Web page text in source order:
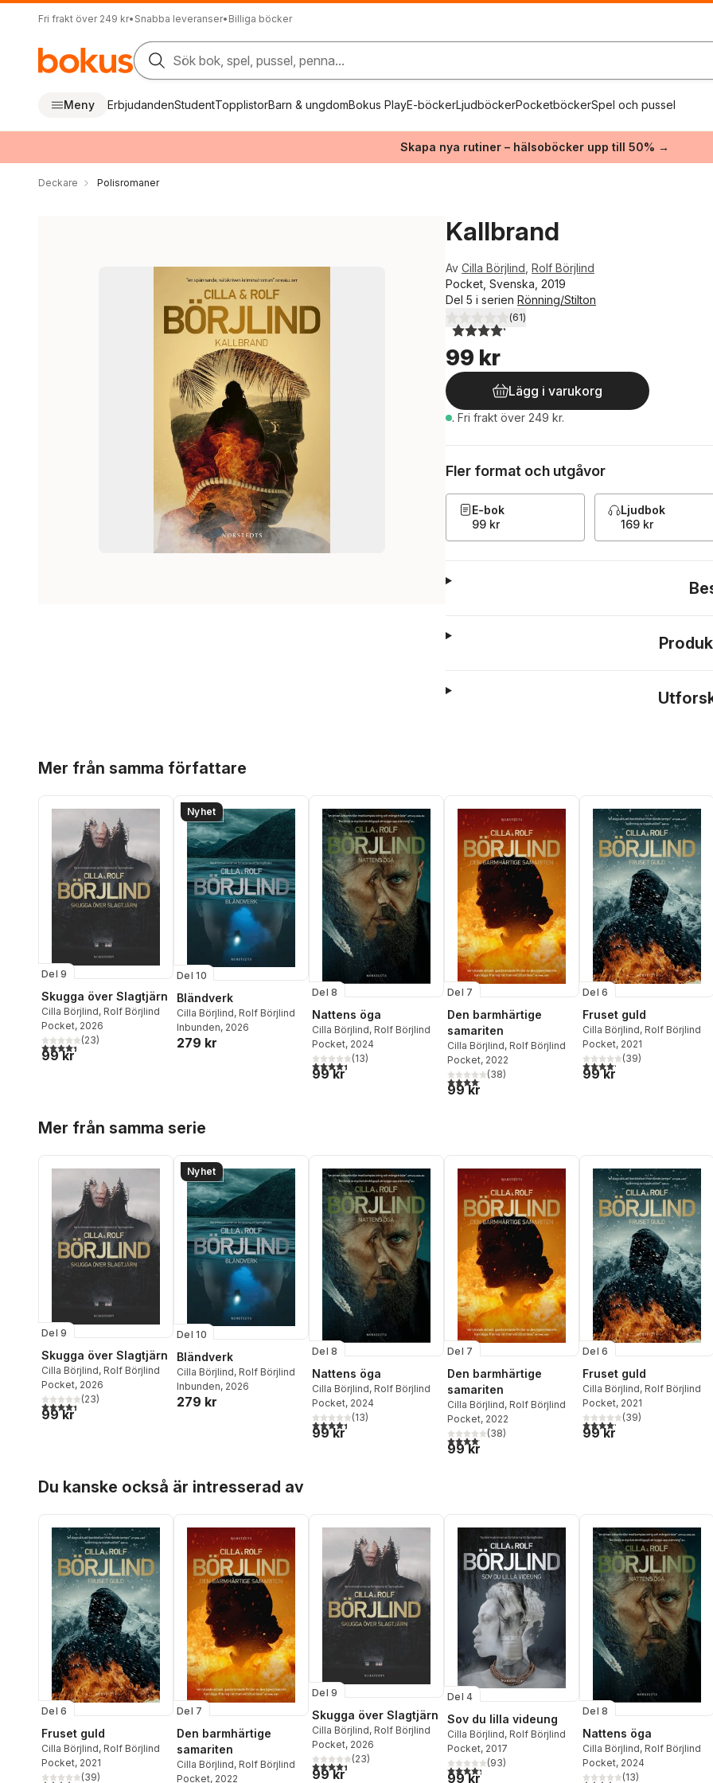
Fri frakt över 249 kr• Snabba leveranser• Billiga böcker
Sök bok, spel, pussel, penna...
Meny ErbjudandenStudentTopplistorBarn & ungdomBokus PlayE-böckerLjudböckerPocketböckerSpel och pussel
Skapa nya rutiner – hälsoböcker upp till 50% →
Deckare Polisromaner
Kallbrand
Av Cilla Börjlind Rolf Börjlind
Pocket, Svenska, 2019
Del 5 i serien Rönning/Stilton
4,2utav 5 stjärnor. Totalt antal röster:
(61)
99 kr
Lägg i varukorg
. Fri frakt över 249 kr.
Fler format och utgåvor
E-bok
99 kr
Ljudbok
169 kr
Mer från samma författare
Del 9
Skugga över Slagtjärn
Cilla Börjlind, Rolf Börjlind
Pocket, 2026
4,4utav 5 stjärnor. Totalt antal röster:
(23)
99 kr
Nyhet
Del 10
Bländverk
Cilla Börjlind, Rolf Börjlind
Inbunden, 2026
279 kr
Del 8
Nattens öga
Cilla Börjlind, Rolf Börjlind
Pocket, 2024
4,4utav 5 stjärnor. Totalt antal röster:
(13)
99 kr
Del 7
Den barmhärtige
samariten
Cilla Börjlind, Rolf Börjlind
Pocket, 2022
4,1utav 5 stjärnor. Totalt antal röster:
(38)
99 kr
Del 6
Fruset guld
Cilla Börjlind, Rolf Börjlind
Pocket, 2021
4,2utav 5 stjärnor. Totalt
(39)
99 kr
Mer från samma serie
Del 9
Skugga över Slagtjärn
Cilla Börjlind, Rolf Börjlind
Pocket, 2026
4,4utav 5 stjärnor. Totalt antal röster:
(23)
99 kr
Nyhet
Del 10
Bländverk
Cilla Börjlind, Rolf Börjlind
Inbunden, 2026
279 kr
Del 8
Nattens öga
Cilla Börjlind, Rolf Börjlind
Pocket, 2024
4,4utav 5 stjärnor. Totalt antal röster:
(13)
99 kr
Del 7
Den barmhärtige
samariten
Cilla Börjlind, Rolf Börjlind
Pocket, 2022
4,1utav 5 stjärnor. Totalt antal röster:
(38)
99 kr
Del 6
Fruset guld
Cilla Börjlind, Rolf Börjlind
Pocket, 2021
4,2utav 5 stjärnor. Totalt
(39)
99 kr
Du kanske också är intresserad av
Del 6
Fruset guld
Cilla Börjlind, Rolf Börjlind
Pocket, 2021
(39)
Del 7
Den barmhärtige
samariten
Cilla Börjlind, Rolf Börjlind
Pocket, 2022
Del 9
Skugga över Slagtjärn
Cilla Börjlind, Rolf Börjlind
Pocket, 2026
4,4utav 5 stjärnor. Totalt antal röster:
(23)
99 kr
Del 4
Sov du lilla videung
Cilla Börjlind, Rolf Börjlind
Pocket, 2017
4,3utav 5 stjärnor. Totalt antal röster:
(93)
99 kr
Del 8
Nattens öga
Cilla Börjlind, Rolf Börjlind
Pocket, 2024
(13)